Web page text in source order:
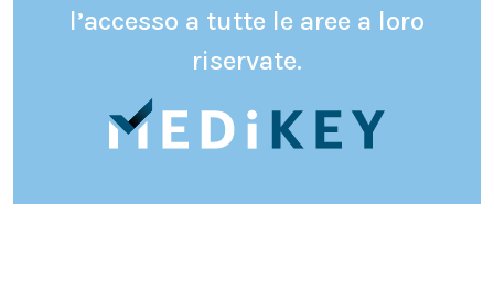
l’accesso a tutte le aree a loro
riservate.